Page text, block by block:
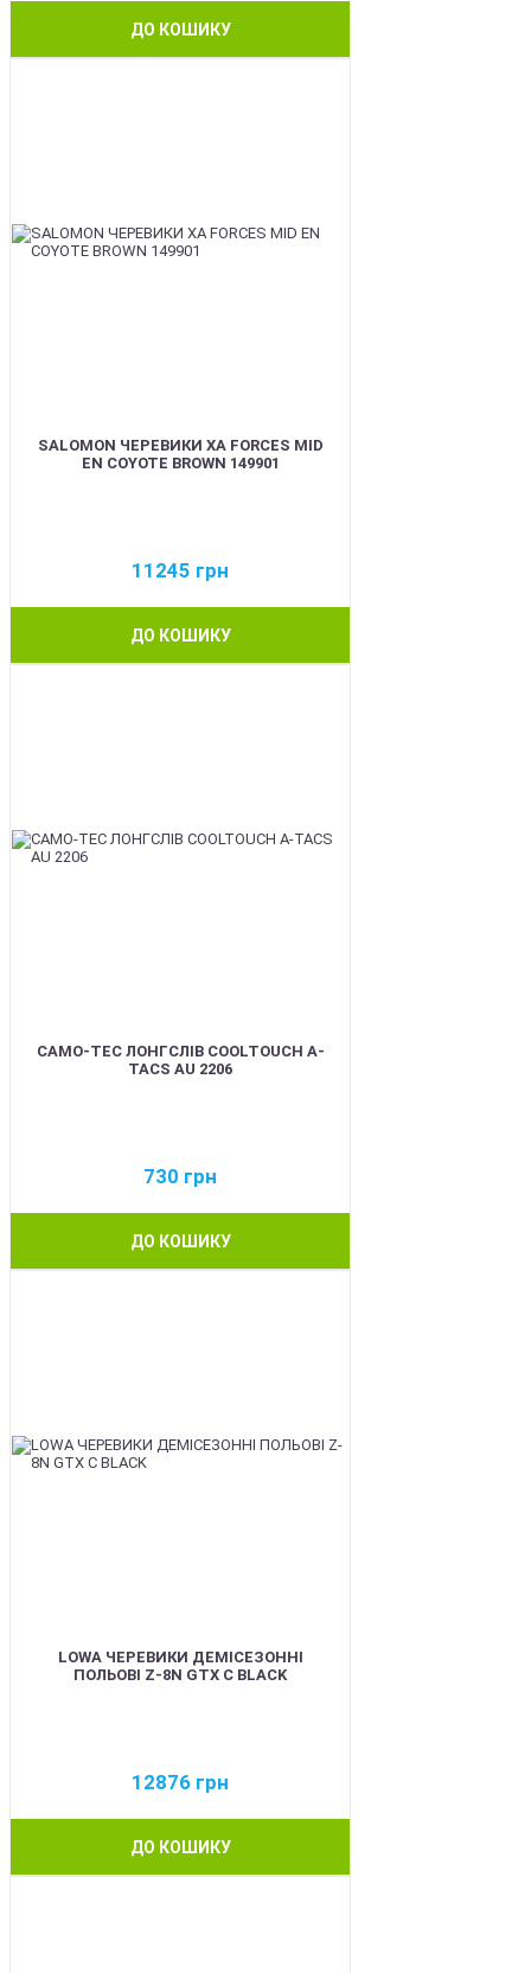
ДО КОШИКУ
SALOMON ЧЕРЕВИКИ XA FORCES MID
EN COYOTE BROWN 149901
11245 грн
ДО КОШИКУ
CAMO-TEC ЛОНГСЛІВ COOLTOUCH A-
TACS AU 2206
730 грн
ДО КОШИКУ
LOWA ЧЕРЕВИКИ ДЕМІСЕЗОННІ
ПОЛЬОВІ Z-8N GTX C BLACK
12876 грн
ДО КОШИКУ